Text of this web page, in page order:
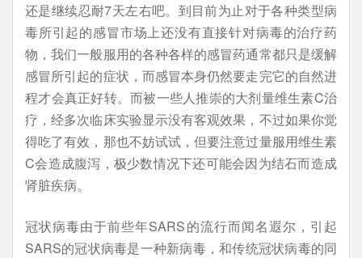
还是继续忍耐7天左右吧。到目前为止对于各种类型病
毒所引起的感冒市场上还没有直接针对病毒的治疗药
物，我们一般服用的各种各样的感冒药通常都只是缓解
感冒所引起的症状，而感冒本身仍然要走完它的自然进
程才会真正好转。而被一些人推崇的大剂量维生素C治
疗，经多次临床实验显示没有客观效果，不过如果你觉
得吃了有效，那也不妨试试，但要注意过量服用维生素
C会造成腹泻，极少数情况下还可能会因为结石而造成
肾脏疾病。
冠状病毒由于前些年SARS的流行而闻名遐尔，引起
SARS的冠状病毒是一种新病毒，和传统冠状病毒的同